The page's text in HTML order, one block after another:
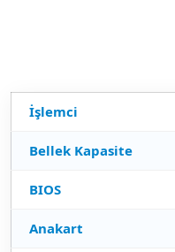
İşlemci
Bellek Kapasite
BIOS
Anakart